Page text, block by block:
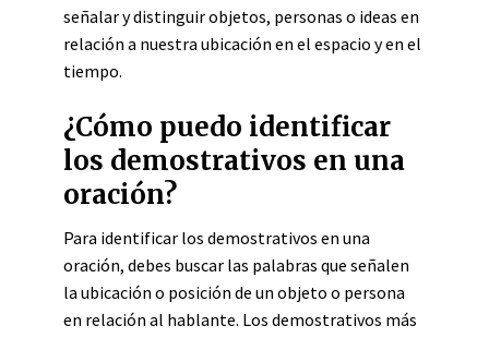
señalar y distinguir objetos, personas o ideas en
relación a nuestra ubicación en el espacio y en el
tiempo.
¿Cómo puedo identificar
los demostrativos en una
oración?
Para identificar los demostrativos en una
oración, debes buscar las palabras que señalen
la ubicación o posición de un objeto o persona
en relación al hablante. Los demostrativos más